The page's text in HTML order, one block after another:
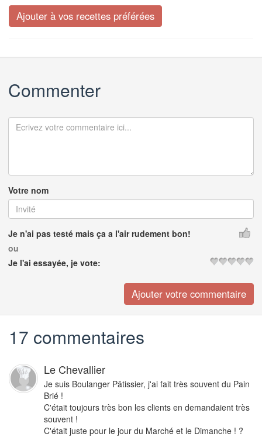
Commenter
Votre nom
Je n'ai pas testé mais ça a l'air rudement bon!
ou
Je l'ai essayée, je vote:
17 commentaires
Le Chevallier
Je suis Boulanger Pâtissier, j'ai fait très souvent du Pain
Brié !
C'était toujours très bon les clients en demandaient très
souvent !
C'était juste pour le jour du Marché et le Dimanche ! ?